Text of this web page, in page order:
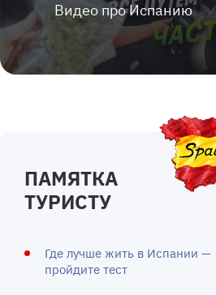
Видео про Испанию
ПАМЯТКА
ТУРИСТУ
Где лучше жить в Испании —
пройдите тест